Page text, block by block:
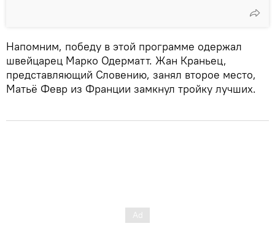
Напомним, победу в этой программе одержал
швейцарец Марко Одерматт. Жан Краньец,
представляющий Словению, занял второе место,
Матьё Февр из Франции замкнул тройку лучших.